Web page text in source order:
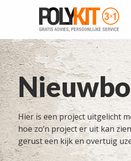
Hier is een project uitgelicht
hoe zo’n project er uit kan
gerust een kijk en overtuig